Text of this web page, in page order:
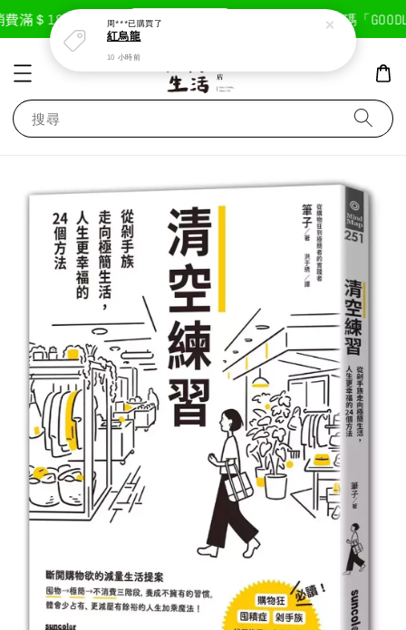
滿＄1800免運費 現在去購物！ 首次註冊輸入折扣碼「
搜尋
周***已購買了
紅烏龍
10 小時前